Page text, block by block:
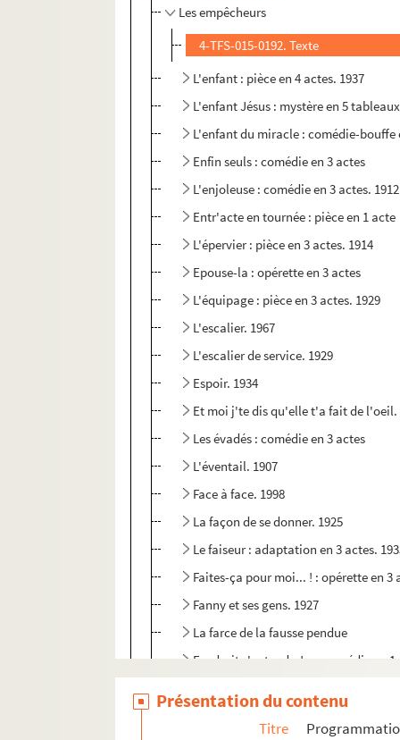
Les empêcheurs
4-TFS-015-0192. Texte
L'enfant : pièce en 4 actes. 1937
L'enfant Jésus : mystère en 5 tableaux
L'enfant du miracle : comédie-bouffe
Enfin seuls : comédie en 3 actes
L'enjoleuse : comédie en 3 actes. 1912
Entr'acte en tournée : pièce en 1 acte
L'épervier : pièce en 3 actes. 1914
Epouse-la : opérette en 3 actes
L'équipage : pièce en 3 actes. 1929
L'escalier. 1967
L'escalier de service. 1929
Espoir. 1934
Et moi j'te dis qu'elle t'a fait de l'oeil.
Les évadés : comédie en 3 actes
L'éventail. 1907
Face à face. 1998
La façon de se donner. 1925
Le faiseur : adaptation en 3 actes.
Faites-ça pour moi... ! : opérette en 3
Fanny et ses gens. 1927
La farce de la fausse pendue
Faudrait s'entendre!... : comédie en 1
Présentation du contenu
Titre